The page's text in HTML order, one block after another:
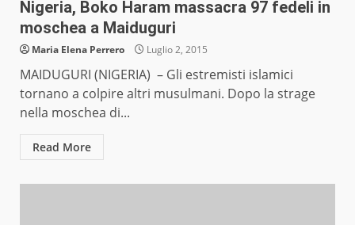
Nigeria, Boko Haram massacra 97 fedeli in
moschea a Maiduguri
Maria Elena Perrero Luglio 2, 2015
MAIDUGURI (NIGERIA) – Gli estremisti islamici
tornano a colpire altri musulmani. Dopo la strage
nella moschea di...
Read More